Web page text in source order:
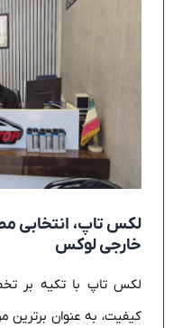
لکس تاپ، انتخابی
خارجی لوکس
لکس تاپ با تکیه بر
کیفیت، به عنوان برترين